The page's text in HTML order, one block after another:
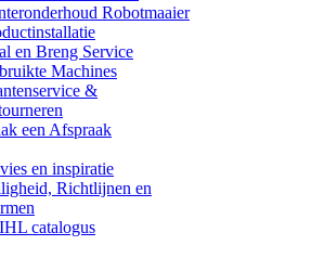
Robotmaaier
en Breng Service
Machines
&
een Afspraak
en inspiratie
Richtlijnen en
catalogus